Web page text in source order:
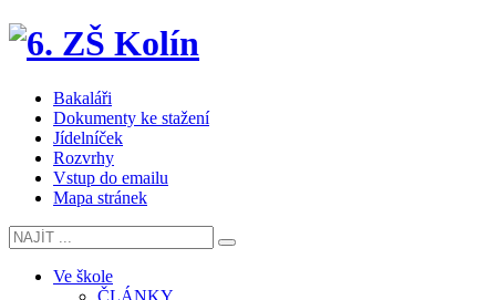
Bakaláři
Dokumenty ke stažení
Jídelníček
Rozvrhy
Vstup do emailu
Mapa stránek
Ve škole
ČLÁNKY